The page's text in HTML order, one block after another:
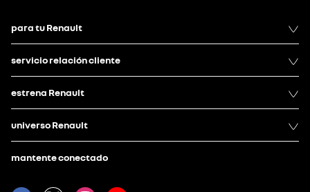
para tu Renault
servicio relación cliente
estrena Renault
universo Renault
mantente conectado